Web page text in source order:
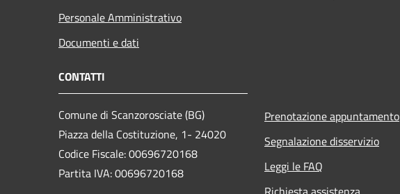
Personale Amministrativo
Documenti e dati
CONTATTI
Comune di Scanzorosciate (BG)
Piazza della Costituzione, 1- 24020
Codice Fiscale: 00696720168
Partita IVA: 00696720168
Prenotazione appuntamento
Segnalazione disservizio
Leggi le FAQ